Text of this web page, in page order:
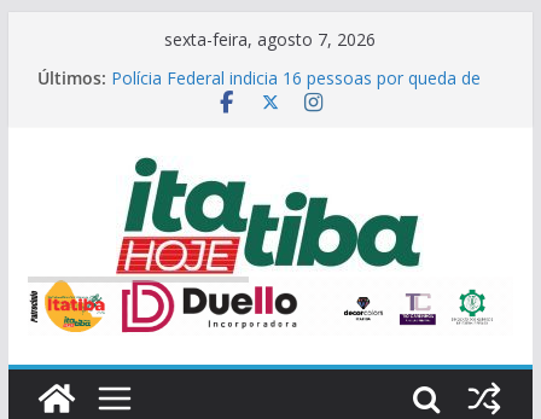
sexta-feira, agosto 7, 2026
Últimos: Polícia Federal indicia 16 pessoas por queda de
avião da Voepass
unidades e serviços municipais
Eleições 2026: o que muda para candidatos e
eleitores?
FOCOnaPOLÍTICA#238
Boca a Boca#238